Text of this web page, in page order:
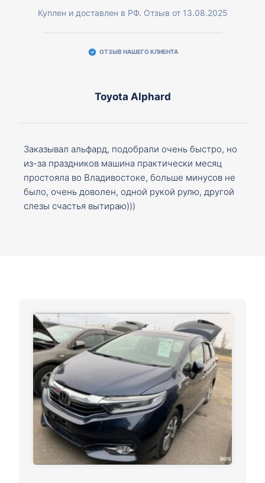
Куплен и доставлен в РФ. Отзыв от 13.08.2025
ОТЗЫВ НАШЕГО КЛИЕНТА
Toyota Alphard
Заказывал альфард, подобрали очень быстро, но
из-за праздников машина практически месяц
простояла во Владивостоке, больше минусов не
было, очень доволен, одной рукой рулю, другой
слезы счастья вытираю)))